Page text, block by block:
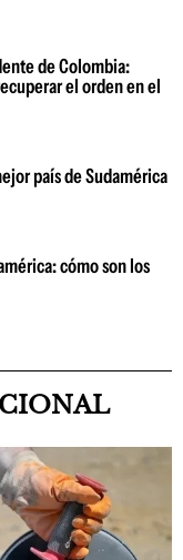
de Colombia:
el orden en el
país de Sudamérica
cómo son los